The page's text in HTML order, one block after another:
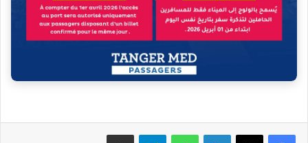
فيسبوك‫X لينكدإن واتساب تيلقرام مشاركة عبر البريد